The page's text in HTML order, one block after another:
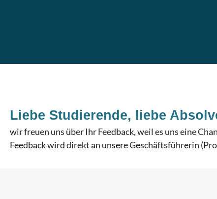
Liebe Studierende, liebe
wir freuen uns über Ihr Feedback, weil es uns eine
Feedback wird direkt an unsere Geschäftsführerin